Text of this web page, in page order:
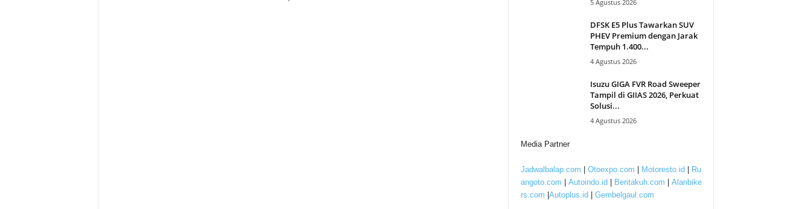
5 Agustus 2026
DFSK E5 Plus Tawarkan SUV
PHEV Premium dengan Jarak
Tempuh 1.400...
4 Agustus 2026
Isuzu GIGA FVR Road Sweeper
Tampil di GIIAS 2026, Perkuat
Solusi...
4 Agustus 2026
Media Partner
Jadwalbalap.com Otoexpo.com Motoresto.id
Ru
angoto.com
Autoindo.id Beritakuh.com
Alanbike
rs.com Autoplus.id Gembelgaul.com